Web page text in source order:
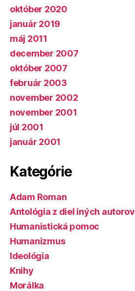
október 2020
január 2019
máj 2011
december 2007
október 2007
február 2003
november 2002
november 2001
júl 2001
január 2001
Kategórie
Adam Roman
Antológia z diel iných autorov
Humanistická pomoc
Humanizmus
Ideológia
Knihy
Morálka